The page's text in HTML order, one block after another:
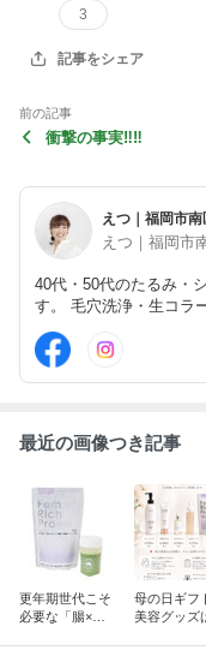
3
記事をシェア
前の記事
衝撃の事実‼️‼️
40代・50代のたるみ・
す。 毛穴洗浄・生コラ
ャルワックスなど結果
最近の画像つき記事
更年期世代こそ
必要な「腸×フ
母の日ギ
美容グッズ